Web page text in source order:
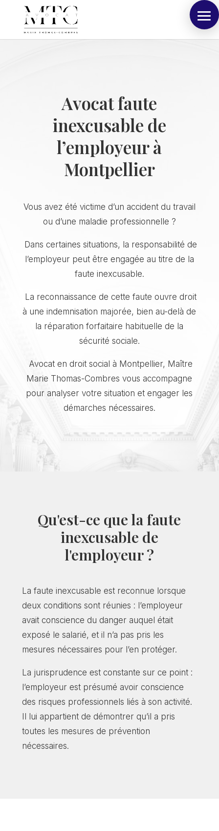
Avocat faute
inexcusable de
l’employeur à
Montpellier
Vous avez été victime d’un accident du travail
ou d’une maladie professionnelle ?
Dans certaines situations, la responsabilité de
l’employeur peut être engagée au titre de la
faute inexcusable.
La reconnaissance de cette faute ouvre droit
à une indemnisation majorée, bien au-delà de
la réparation forfaitaire habituelle de la
sécurité sociale.
Avocat en droit social à Montpellier, Maître
Marie Thomas-Combres vous accompagne
pour analyser votre situation et engager les
démarches nécessaires.
Qu'est-ce que la faute
inexcusable de
l'employeur ?
La faute inexcusable est reconnue lorsque
deux conditions sont réunies : l’employeur
avait conscience du danger auquel était
exposé le salarié, et il n’a pas pris les
mesures nécessaires pour l’en protéger.
La jurisprudence est constante sur ce point :
l’employeur est présumé avoir conscience
des risques professionnels liés à son activité.
Il lui appartient de démontrer qu’il a pris
toutes les mesures de prévention
nécessaires.